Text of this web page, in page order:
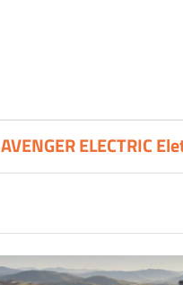
AVENGER ELECTRIC